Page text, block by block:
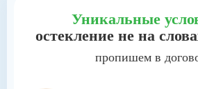
Уникальные
остекление не на
пропишем в